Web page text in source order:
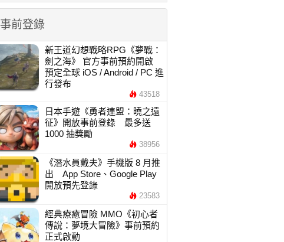
事前登錄
新王道幻想戰略RPG《夢戰：
劍之海》 官方事前預約開啟
預定全球 iOS / Android / PC 進
行發布
43518
日本手遊《勇者連盟：曉之遠
征》開放事前登錄 最多送
1000 抽獎勵
38956
《潛水員戴夫》手機版 8 月推
出 App Store、Google Play
開放預先登錄
23583
經典療癒冒險 MMO《初心者
傳說：夢境大冒險》事前預約
正式啟動